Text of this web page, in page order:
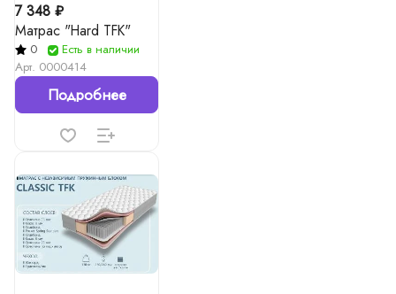
7 348 ₽
Матрас "Hard TFK"
0
Есть в наличии
Арт. 0000414
Подробнее